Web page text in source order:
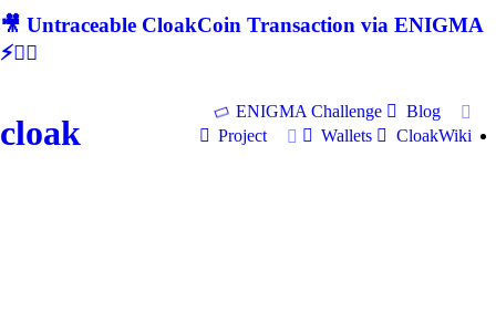
🎥 Untraceable CloakCoin Transaction via ENIGMA
⚡🕵‍♂
cloak
ENIGMA Challenge
Blog
Project
Wallets CloakWiki